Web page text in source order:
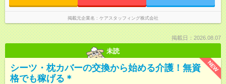
掲載元企業名 ケアスタッフィング株式会社
掲載日：2026.08.07
未読
NEW
シーツ・枕カバーの交換から始める介護！無資
格でも稼げる＊